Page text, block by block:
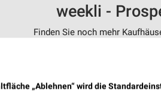
weekli -
Finden Sie noch mehr
✔Push-
Einkaufsliste -
„Ablehnen“ wird die